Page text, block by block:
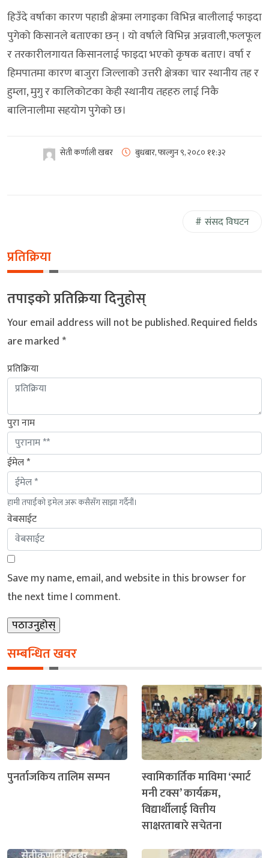
हिउँदे वर्षाका कारण पहाडी क्षेत्रमा लगाइका विभिन्न बालीलाई फाइदा
पुगेको किसानले बताएका छन् । यो वर्षाले विभिन्न अन्नवाली,फलफूल
र तरकारीलगायत किसानलाई फाइदा भएको कृषक बताए। वर्षा र
हिमपातमा कारण बाजुरा जिल्लाको उत्तरी क्षेत्रका चार स्थानीय तह र
हुम्ला, मुगु र कालिकोटका केही स्थानीय तहहरु लाई निकै
बालिनालीमा सहयोग पुगेको छ।
सेती कर्णाली खबर बुधबार, फाल्गुन ९, २०८० ११:३२
संसद विघटन
प्रतिक्रिया
तपाइको प्रतिक्रिया दिनुहोस्
Your email address will not be published.Required fields
are marked*
प्रतिक्रिया
पुरा नाम
ईमेल *
हामी तपाईंको इमेल अरू कसैसँग साझा गर्दैनौं।
वेबसाईट
Save my name, email, and website in this browser for
the next time I comment.
सम्बन्धित खवर
पुनर्ताजकिय तालिम सम्पन
स्वामिकार्तिक माविमा ‘स्मार्ट
मनी टक्स’ कार्यक्रम,
विद्यार्थीलाई वित्तीय
साक्षरताबारे सचेतना